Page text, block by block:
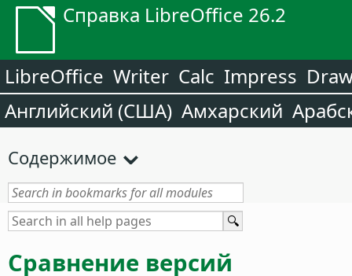
Справка LibreOffice 26.2
LibreOffice Writer Calc Impress
Английский (США) Амхарский
Содержимое
Сравнение версий